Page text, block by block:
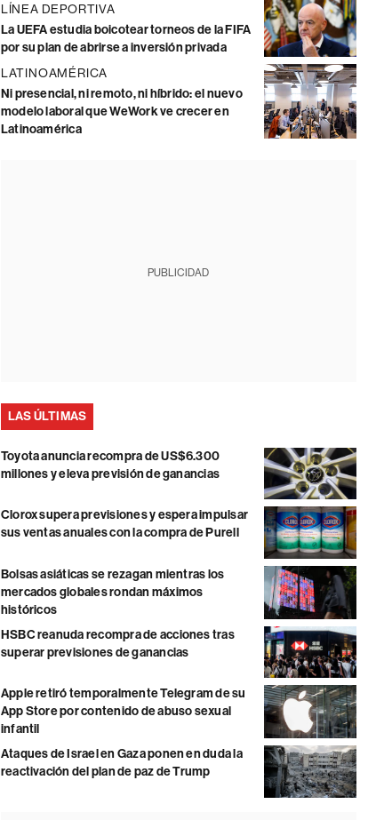
LÍNEA DEPORTIVA
La UEFA estudia boicotear torneos de la FIFA
por su plan de abrirse a inversión privada
LATINOAMÉRICA
Ni presencial, ni remoto, ni híbrido: el nuevo
modelo laboral que WeWork ve crecer en
Latinoamérica
PUBLICIDAD
LAS ÚLTIMAS
Toyota anuncia recompra de US$6.300
millones y eleva previsión de ganancias
Clorox supera previsiones y espera impulsar
sus ventas anuales con la compra de Purell
Bolsas asiáticas se rezagan mientras los
mercados globales rondan máximos
históricos
HSBC reanuda recompra de acciones tras
superar previsiones de ganancias
Apple retiró temporalmente Telegram de su
App Store por contenido de abuso sexual
infantil
Ataques de Israel en Gaza ponen en duda la
reactivación del plan de paz de Trump